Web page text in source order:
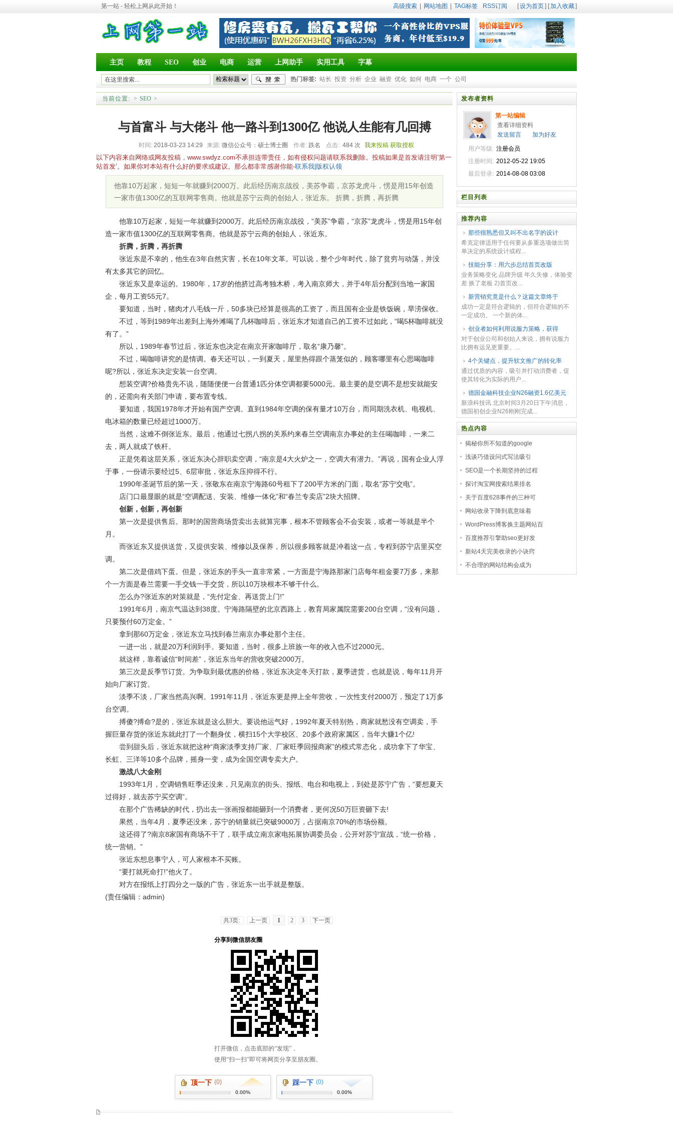
第一站 - 轻松上网从此开始！ 高级搜索 网站地图 TAG标签 RSS订阅 [设为首页] [加入收藏]
主页 教程 SEO 创业 电商 运营 上网助手 实用工具 字幕
热门标签: 站长 投资 分析 企业 融资 优化 如何 电商 一个 公司
当前位置: > SEO >
与首富斗 与大佬斗 他一路斗到1300亿 他说人生能有几回搏
时间: 2018-03-23 14:29 来源: 微信公众号：硕士博士圈 作者: 跌名 点击: 484 次 我来投稿 获取授权
以下内容来自网络或网友投稿，www.swdyz.com不承担连带责任，如有侵权问题请联系我删除。投稿如果是首发请注明‘第一
站首发’。如果你对本站有什么好的要求或建议。那么都非常感谢你能-联系我|版权认领
他靠10万起家，短短一年就赚到2000万。此后经历南京战役，美苏争霸，京苏龙虎斗，愣是用15年创造
一家市值1300亿的互联网零售商。他就是苏宁云商的创始人，张近东。 折腾，折腾，再折腾
他靠10万起家，短短一年就赚到2000万。此后经历南京战役，“美苏”争霸，“京苏”龙虎斗，愣是用15年创
造一家市值1300亿的互联网零售商。他就是苏宁云商的创始人，张近东。
折腾，折腾，再折腾
张近东是不幸的，他生在3年自然灾害，长在10年文革。可以说，整个少年时代，除了贫穷与动荡，并没
有太多其它的回忆。
张近东又是幸运的。1980年，17岁的他挤过高考独木桥，考入南京师大，并于4年后分配到当地一家国
企，每月工资55元7。
要知道，当时，猪肉才八毛钱一斤，50多块已经算是很高的工资了，而且国有企业是铁饭碗，旱涝保收。
不过，等到1989年出差到上海外滩喝了几杯咖啡后，张近东才知道自己的工资不过如此，“喝5杯咖啡就没
有了。”
所以，1989年春节过后，张近东也决定在南京开家咖啡厅，取名“康乃馨”。
不过，喝咖啡讲究的是情调。春天还可以，一到夏天，屋里热得跟个蒸笼似的，顾客哪里有心思喝咖啡
呢?所以，张近东决定安装一台空调。
想装空调?价格贵先不说，随随便便一台普通1匹分体空调都要5000元。最主要的是空调不是想安就能安
的，还需向有关部门申请，要布置专线。
要知道，我国1978年才开始有国产空调。直到1984年空调的保有量才10万台，而同期洗衣机、电视机、
电冰箱的数量已经超过1000万。
当然，这难不倒张近东。最后，他通过七拐八拐的关系约来春兰空调南京办事处的主任喝咖啡，一来二
去，两人就成了铁杆。
正是凭着这层关系，张近东决心辞职卖空调，“南京是4大火炉之一，空调大有潜力。”再说，国有企业人浮
于事，一份请示要经过5、6层审批，张近东压抑得不行。
1990年圣诞节后的第一天，张敬东在南京宁海路60号租下了200平方米的门面，取名“苏宁交电”。
店门口最显眼的就是“空调配送、安装、维修一体化”和“春兰专卖店”2块大招牌。
创新，创新，再创新
第一次是提供售后。那时的国营商场货卖出去就算完事，根本不管顾客会不会安装，或者一等就是半个
月。
而张近东又提供送货，又提供安装、维修以及保养，所以很多顾客就是冲着这一点，专程到苏宁店里买空
调。
第二次是借鸡下蛋。但是，张近东的手头一直非常紧，一方面是宁海路那家门店每年租金要7万多，来那
个一方面是春兰需要一手交钱一手交货，所以10万块根本不够干什么。
怎么办?张近东的对策就是，“先付定金、再送货上门!”
1991年6月，南京气温达到38度。宁海路隔壁的北京西路上，教育局家属院需要200台空调，“没有问题，
只要预付60万定金。”
拿到那60万定金，张近东立马找到春兰南京办事处那个主任。
一进一出，就是20万利润到手。要知道，当时，很多上班族一年的收入也不过2000元。
就这样，靠着诚信“时间差”，张近东当年的营收突破2000万。
第三次是反季节订货。为争取到最优惠的价格，张近东决定冬天打款，夏季进货，也就是说，每年11月开
始向厂家订货。
淡季不淡，厂家当然高兴啊。1991年11月，张近东更是押上全年营收，一次性支付2000万，预定了1万多
台空调。
搏傻?搏命?是的，张近东就是这么胆大。要说他运气好，1992年夏天特别热，商家就愁没有空调卖，手
握巨量存货的张近东就此打了一个翻身仗，横扫15个大学校区、20多个政府家属区，当年大赚1个亿!
尝到甜头后，张近东就把这种“商家淡季支持厂家、厂家旺季回报商家”的模式常态化，成功拿下了华宝、
长虹、三洋等10多个品牌，摇身一变，成为全国空调专卖大户。
激战八大金刚
1993年1月，空调销售旺季还没来，只见南京的街头、报纸、电台和电视上，到处是苏宁广告，“要想夏天
过得好，就去苏宁买空调”。
在那个广告稀缺的时代，扔出去一张画报都能砸到一个消费者，更何况50万巨资砸下去!
果然，当年4月，夏季还没来，苏宁的销量就已突破9000万，占据南京70%的市场份额。
这还得了?南京8家国有商场不干了，联手成立南京家电拓展协调委员会，公开对苏宁宣战，“统一价格，
统一营销。”
张近东想息事宁人，可人家根本不买账。
“要打就死命打!”他火了。
对方在报纸上打四分之一版的广告，张近东一出手就是整版。
(责任编辑：admin)
共3页: 上一页 1 2 3 下一页
顶一下 (0)
0.00%
踩一下 (0)
0.00%
发布者资料
第一站编辑
查看详细资料
发送留言
加为好友
用户等级: 注册会员
注册时间: 2012-05-22 19:05
最后登录: 2014-08-08 03:08
栏目列表
推荐内容
那些很熟悉但又叫不出名字的设计
希克定律适用于任何要从多重选项做出简
单决定的系统设计或程...
技能分享：用六步总结首页改版
业务策略变化 品牌升级 年久失修，体验变
差 换了老板 2)首页改...
新营销究竟是什么？这篇文章终于
成功一定是符合逻辑的，但符合逻辑的不
一定成功。 一个新的体...
创业者如何利用说服力策略，获得
对于创业公司和创始人来说，拥有说服力
比拥有远见更重要。...
4个关键点，提升软文推广的转化率
通过优质的内容，吸引并打动消费者，促
使其转化为实际的用户...
德国金融科技企业N26融资1.6亿美元
新浪科技讯 北京时间3月20日下午消息，
德国初创企业N26刚刚完成...
热点内容
揭秘你所不知道的google
浅谈巧借设问式写法吸引
SEO是一个长期坚持的过程
探讨淘宝网搜索结果排名
关于百度628事件的三种可
网站收录下降到底意味着
WordPress博客换主题网站百
百度推荐引擎助seo更好发
新站4天完美收录的小诀窍
不合理的网站结构会成为